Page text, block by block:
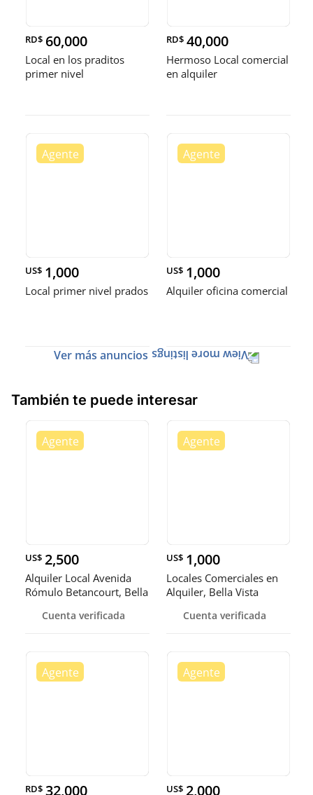
RD$ 60,000
Local en los praditos
primer nivel
RD$ 40,000
Hermoso Local comercial
en alquiler
US$ 1,000
Local primer nivel prados
US$ 1,000
Alquiler oficina comercial
Ver más anuncios
También te puede interesar
US$ 2,500
Alquiler Local Avenida
Rómulo Betancourt, Bella
Cuenta verificada
US$ 1,000
Locales Comerciales en
Alquiler, Bella Vista
Cuenta verificada
RD$ 32,000 US$ 2,000